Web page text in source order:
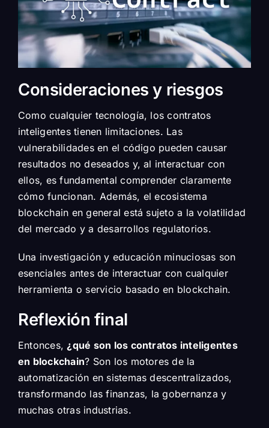
Consideraciones y riesgos
Como cualquier tecnología, los contratos
inteligentes tienen limitaciones. Las
vulnerabilidades en el código pueden causar
resultados no deseados y, al interactuar con
ellos, es fundamental comprender claramente
cómo funcionan. Además, el ecosistema
blockchain en general está sujeto a la volatilidad
del mercado y a desarrollos regulatorios.
Una investigación y educación minuciosas son
esenciales antes de interactuar con cualquier
herramienta o servicio basado en blockchain.
Reflexión final
Entonces, ¿qué son los contratos inteligentes
en blockchain? Son los motores de la
automatización en sistemas descentralizados,
transformando las finanzas, la gobernanza y
muchas otras industrias.